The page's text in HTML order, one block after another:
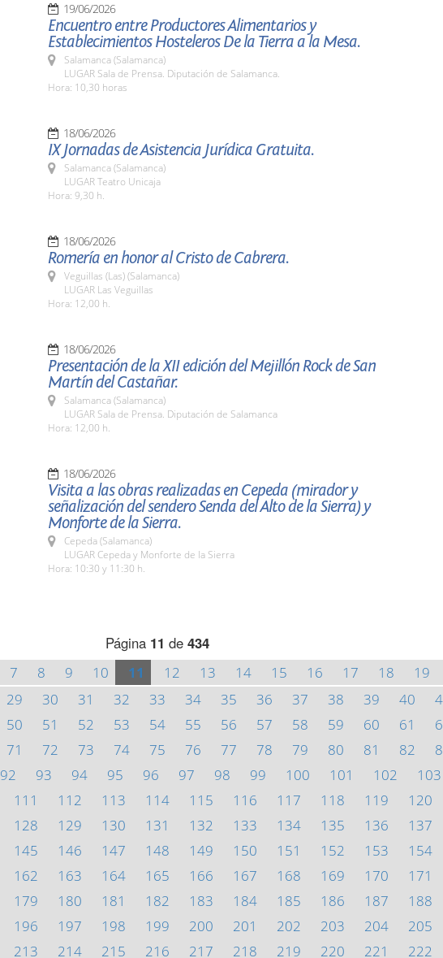
19/06/2026
Encuentro entre Productores Alimentarios y
Establecimientos Hosteleros De la Tierra a la Mesa.
Salamanca (Salamanca)
LUGAR Sala de Prensa. Diputación de Salamanca.
Hora: 10,30 horas
18/06/2026
IX Jornadas de Asistencia Jurídica Gratuita.
Salamanca (Salamanca)
LUGAR Teatro Unicaja
Hora: 9,30 h.
18/06/2026
Romería en honor al Cristo de Cabrera.
Veguillas (Las) (Salamanca)
LUGAR Las Veguillas
Hora: 12,00 h.
18/06/2026
Presentación de la XII edición del Mejillón Rock de San
Martín del Castañar.
Salamanca (Salamanca)
LUGAR Sala de Prensa. Diputación de Salamanca
Hora: 12,00 h.
18/06/2026
Visita a las obras realizadas en Cepeda (mirador y
señalización del sendero Senda del Alto de la Sierra) y
Monforte de la Sierra.
Cepeda (Salamanca)
LUGAR Cepeda y Monforte de la Sierra
Hora: 10:30 y 11:30 h.
Página 11 de 434
7 8 9 10 11 12 13 14 15 16 17 18 19
29 30 31 32 33 34 35 36 37 38 39 40
50 51 52 53 54 55 56 57 58 59 60 61
71 72 73 74 75 76 77 78 79 80 81 82
92 93 94 95 96 97 98 99 100 101 102 103
111 112 113 114 115 116 117 118 119 120
128 129 130 131 132 133 134 135 136 137
145 146 147 148 149 150 151 152 153 154
162 163 164 165 166 167 168 169 170 171
179 180 181 182 183 184 185 186 187 188
196 197 198 199 200 201 202 203 204 205
213 214 215 216 217 218 219 220 221 222